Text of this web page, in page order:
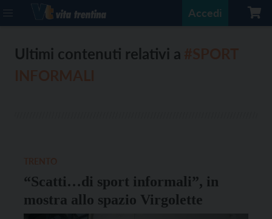
Accedi
Ultimi contenuti relativi a
“Scatti…di sport informali”, in
mostra allo spazio Virgolette